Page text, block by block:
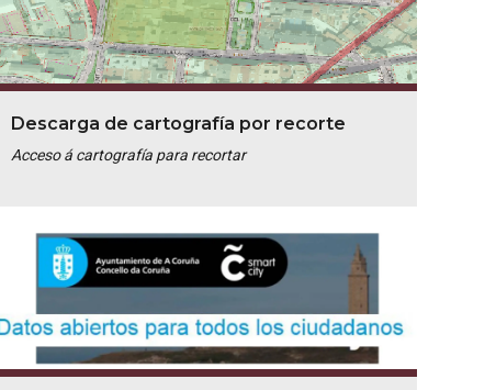
Descarga de cartografía por recorte
Acceso á cartografía para recortar